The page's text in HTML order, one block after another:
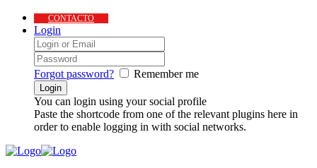
CONTACTO
Login
Forgot password? Remember me
You can login using your social profile
Paste the shortcode from one of the relevant plugins here in
order to enable logging in with social networks.